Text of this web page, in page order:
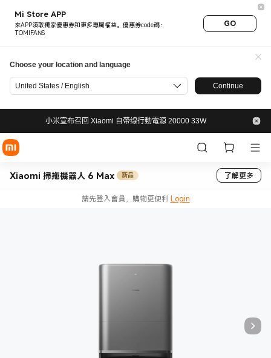
Mi Store APP
來APP領取獨家優惠券和更多專屬權益。優惠券code碼：
TOMIFANS
GO
Choose your location and language
United States / English Continue
小米宣布召回 Xiaomi 自帶缐行動電源 20000 33W
Xiaomi 掃拖機器人 6 Max 新品 了解更多
請先登入會員，購物更便利 Login